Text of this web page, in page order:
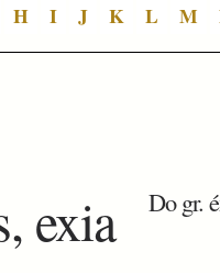
H I J K L M
exia Do gr.